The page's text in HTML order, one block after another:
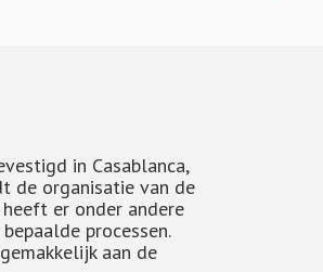
in Casablanca,
de organisatie van de
er onder andere
processen.
aan de